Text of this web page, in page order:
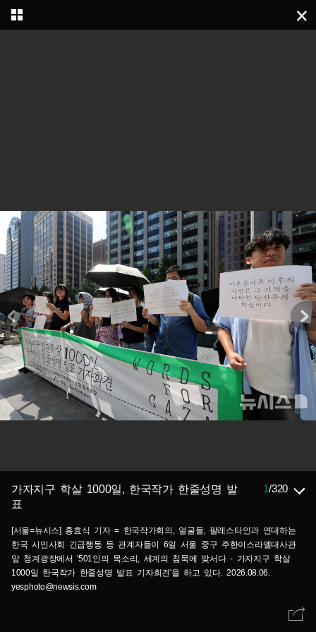
가자지구 학살 1000일, 한국작가 한줄성명 발
표
1/320
[서울=뉴시스] 홍효식 기자 = 한국작가회의, 얼굴들, 팔레스타인과 연대하는
한국 시민사회 긴급행동 등 관계자들이 6일 서울 중구 주한이스라엘대사관
앞 청계광장에서 '501인의 목소리, 세계의 침묵에 맞서다 - 가자지구 학살
1000일 한국작가 한줄성명 발표 기자회견'을 하고 있다. 2026.08.06.
yesphoto@newsis.com